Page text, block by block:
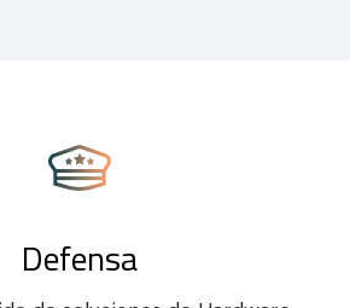
Defensa